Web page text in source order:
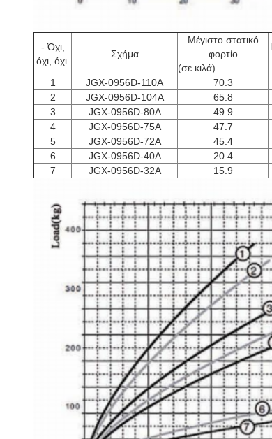
- Όχι,
όχι, όχι.
Σχήμα
Μέγιστο στατικό
φορτίο
(σε κιλά)
1
JGX-0956D-110A 70.3
2
JGX-0956D-104Α 65.8
3
JGX-0956D-80A 49.9
4
JGX-0956D-75A 47.7
5
JGX-0956D-72Α 45.4
6
JGX-0956D-40A 20.4
7
JGX-0956D-32Α 15.9